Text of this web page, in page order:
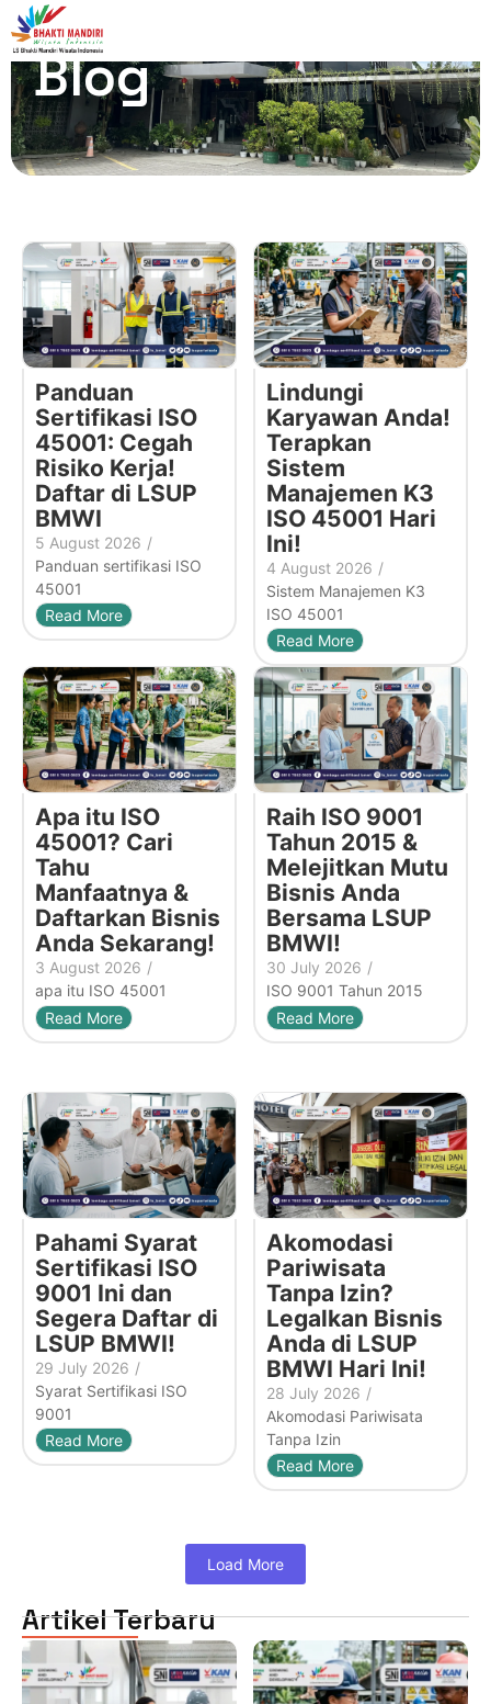
Blog
Panduan
Sertifikasi ISO
45001: Cegah
Risiko Kerja!
Daftar di LSUP
BMWI
5 August 2026 /
Panduan sertifikasi ISO
45001
Read More
Lindungi
Karyawan Anda!
Terapkan
Sistem
Manajemen K3
ISO 45001 Hari
Ini!
4 August 2026 /
Sistem Manajemen K3
ISO 45001
Read More
Apa itu ISO
45001? Cari
Tahu
Manfaatnya &
Daftarkan Bisnis
Anda Sekarang!
3 August 2026 /
apa itu ISO 45001
Read More
Raih ISO 9001
Tahun 2015 &
Melejitkan Mutu
Bisnis Anda
Bersama LSUP
BMWI!
30 July 2026 /
ISO 9001 Tahun 2015
Read More
Pahami Syarat
Sertifikasi ISO
9001 Ini dan
Segera Daftar di
LSUP BMWI!
29 July 2026 /
Syarat Sertifikasi ISO
9001
Read More
Akomodasi
Pariwisata
Tanpa Izin?
Legalkan Bisnis
Anda di LSUP
BMWI Hari Ini!
28 July 2026 /
Akomodasi Pariwisata
Tanpa Izin
Read More
Load More
Artikel Terbaru